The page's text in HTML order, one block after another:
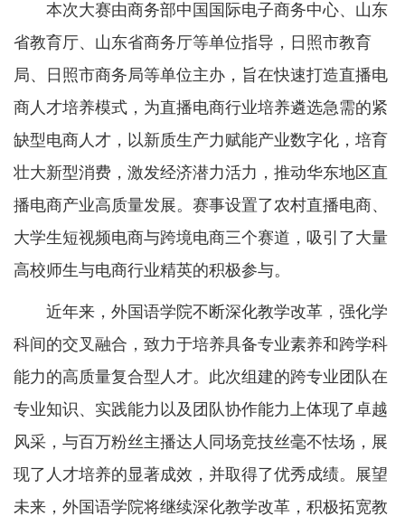
本次大赛由商务部中国国际电子商务中心、山东
省教育厅、山东省商务厅等单位指导，日照市教育
局、日照市商务局等单位主办，旨在快速打造直播电
商人才培养模式，为直播电商行业培养遴选急需的紧
缺型电商人才，以新质生产力赋能产业数字化，培育
壮大新型消费，激发经济潜力活力，推动华东地区直
播电商产业高质量发展。赛事设置了农村直播电商、
大学生短视频电商与跨境电商三个赛道，吸引了大量
高校师生与电商行业精英的积极参与。
近年来，外国语学院不断深化教学改革，强化学
科间的交叉融合，致力于培养具备专业素养和跨学科
能力的高质量复合型人才。此次组建的跨专业团队在
专业知识、实践能力以及团队协作能力上体现了卓越
风采，与百万粉丝主播达人同场竞技丝毫不怯场，展
现了人才培养的显著成效，并取得了优秀成绩。展望
未来，外国语学院将继续深化教学改革，积极拓宽教